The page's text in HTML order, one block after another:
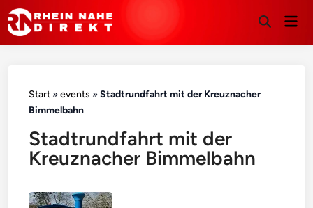
Suche
Start »events »Stadtrundfahrt mit der Kreuznacher
Bimmelbahn
Stadtrundfahrt mit der
Kreuznacher Bimmelbahn